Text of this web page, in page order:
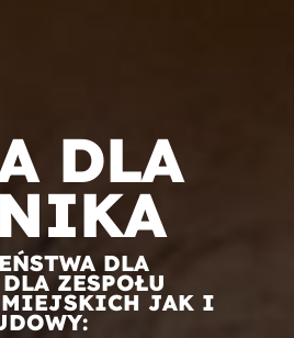
DLA
DLA
ZESPOŁU
MIEJSKICH JAK I